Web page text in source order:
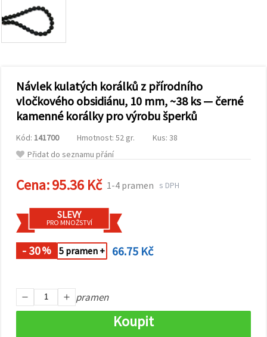
obsah a
reklamu, a
to i s
pomocí
našich
marketing.
Můžete
souhlasit s
použitím
cookies
kliknutím
"Přijmout
můžete
uvést své
Nastavení
výběrem
daného
cookies a
kliknutím
Přijmout
Návlek kulatých korálků z přírodního
vločkového obsidiánu, 10 mm, ~38 ks — černé
kamenné korálky pro výrobu šperků
Kód: 141700 Hmotnost: 52 gr.
Kus: 38
Přidat do seznamu přání
Cena:95.36 Kč 1-4 pramen s DPH
SLEVY
PRO MNOŽSTVÍ
- 30% 5 pramen + 66.75 Kč
pramen
Koupit